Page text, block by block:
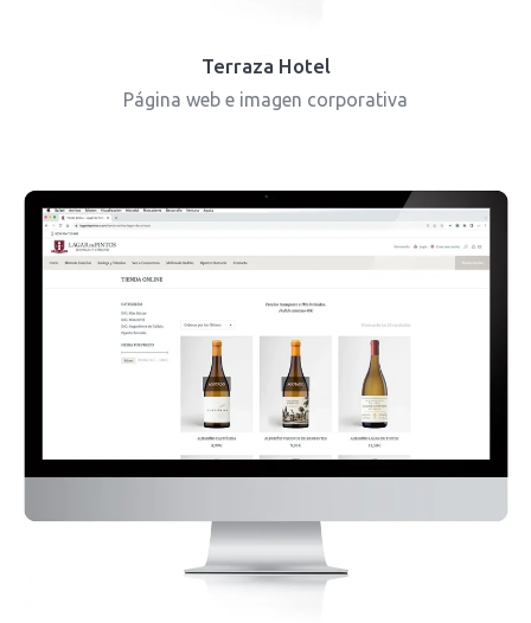
Terraza Hotel
Página web e imagen corporativa